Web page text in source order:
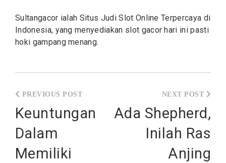
Sultangacor ialah Situs JudiSlot Online Terpercaya di
Indonesia, yang menyediakan slot gacor hari ini pasti
hoki gampang menang.
navigation
Keuntungan
Dalam
Memiliki
Ada Shepherd,
Inilah Ras
Anjing